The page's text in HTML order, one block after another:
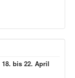
18. bis 22. April